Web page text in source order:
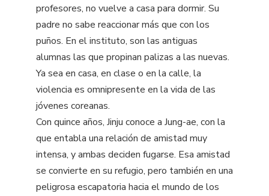
profesores, no vuelve a casa para dormir. Su
padre no sabe reaccionar más que con los
puños. En el instituto, son las antiguas
alumnas las que propinan palizas a las nuevas.
Ya sea en casa, en clase o en la calle, la
violencia es omnipresente en la vida de las
jóvenes coreanas.
Con quince años, Jinju conoce a Jung-ae, con la
que entabla una relación de amistad muy
intensa, y ambas deciden fugarse. Esa amistad
se convierte en su refugio, pero también en una
peligrosa escapatoria hacia el mundo de los